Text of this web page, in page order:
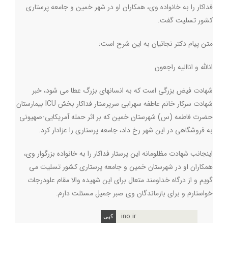
فداکار را به خانواده وی، همکاران او در شهر خمین و جامعه پرستاری
کشور تسلیت گفت.
متن پیام دکتر نجاتیان به این شرح است:
انالله و اناالیه راجعون
شهادت فیض بزرگی است که به انسانهای بزرگ عطا می شود، خبر
شهادت سرکار خانم عاطفه سهرابی سرپرستار فداکار بخش ICU بیمارستان
حضرت فاطمه (س) شهرستان خمین که بر اثر حمله آمریکایی-صهیونی
به فروشگاهی در این شهر رخ داد، جامعه پرستاری را عزادار کرد.
اینجانب شهادت مظلومانه این پرستار فداکار را به خانواده بزرگوار وی،
همکاران او در شهرستان خمین و جامعه پرستاری کشور تسلیت می
گویم و از درگاه خداومند متعال برای این شهیده والا مقام علودرجات
خواستارم و برای بازماندگان وی صبر جمیل مسئلت دارم.
ino.ir